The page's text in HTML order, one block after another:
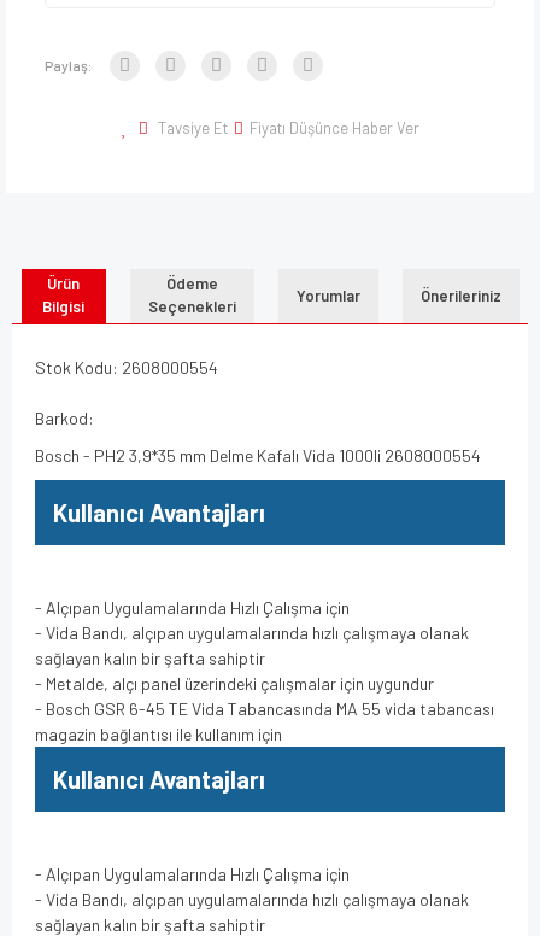
Paylaş:
Tavsiye Et Fiyatı Düşünce Haber Ver
Ürün
Bilgisi
Ödeme
Seçenekleri
Yorumlar Önerileriniz
Stok Kodu: 2608000554
Barkod:
Bosch - PH2 3,9*35 mm Delme Kafalı Vida 1000li 2608000554
Kullanıcı Avantajları
- Alçıpan Uygulamalarında Hızlı Çalışma için
- Vida Bandı, alçıpan uygulamalarında hızlı çalışmaya olanak
sağlayan kalın bir şafta sahiptir
- Metalde, alçı panel üzerindeki çalışmalar için uygundur
- Bosch GSR 6-45 TE Vida Tabancasında MA 55 vida tabancası
magazin bağlantısı ile kullanım için
Kullanıcı Avantajları
- Alçıpan Uygulamalarında Hızlı Çalışma için
- Vida Bandı, alçıpan uygulamalarında hızlı çalışmaya olanak
sağlayan kalın bir şafta sahiptir